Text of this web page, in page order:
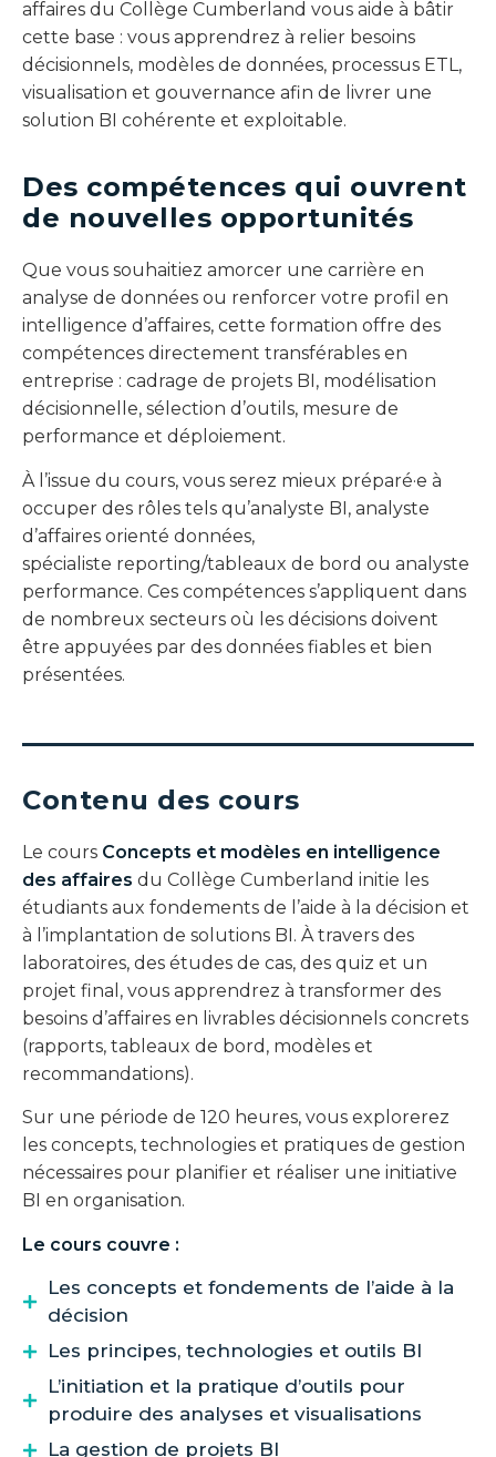
affaires du Collège Cumberland vous aide à bâtir
cette base : vous apprendrez à relier besoins
décisionnels, modèles de données, processus ETL,
visualisation et gouvernance afin de livrer une
solution BI cohérente et exploitable.
Des compétences qui ouvrent
de nouvelles opportunités
Que vous souhaitiez amorcer une carrière en
analyse de données ou renforcer votre profil en
intelligence d’affaires, cette formation offre des
compétences directement transférables en
entreprise : cadrage de projets BI, modélisation
décisionnelle, sélection d’outils, mesure de
performance et déploiement.
À l’issue du cours, vous serez mieux préparé·e à
occuper des rôles tels qu’analyste BI, analyste
d’affaires orienté données,
spécialiste reporting/tableaux de bord ou analyste
performance. Ces compétences s’appliquent dans
de nombreux secteurs où les décisions doivent
être appuyées par des données fiables et bien
présentées.
Contenu des cours
Le cours Concepts et modèles en intelligence
des affaires du Collège Cumberland initie les
étudiants aux fondements de l’aide à la décision et
à l’implantation de solutions BI. À travers des
laboratoires, des études de cas, des quiz et un
projet final, vous apprendrez à transformer des
besoins d’affaires en livrables décisionnels concrets
(rapports, tableaux de bord, modèles et
recommandations).
Sur une période de 120 heures, vous explorerez
les concepts, technologies et pratiques de gestion
nécessaires pour planifier et réaliser une initiative
BI en organisation.
Le cours couvre :
Les concepts et fondements de l’aide à la
décision
Les principes, technologies et outils BI
L’initiation et la pratique d’outils pour
produire des analyses et visualisations
La gestion de projets BI